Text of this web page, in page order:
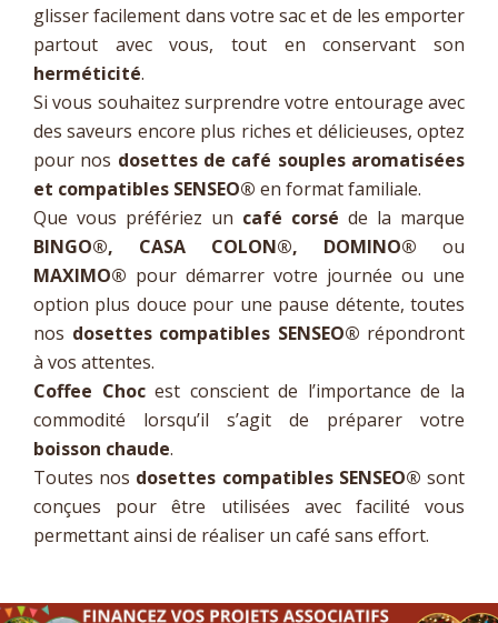
glisser facilement dans votre sac et de les emporter
partout avec vous, tout en conservant son
herméticité.
Si vous souhaitez surprendre votre entourage avec
des saveurs encore plus riches et délicieuses, optez
pour nos dosettes de café souples aromatisées
et compatibles SENSEO® en format familiale.
Que vous préfériez un café corsé de la marque
BINGO®, CASA COLON®, DOMINO® ou
MAXIMO® pour démarrer votre journée ou une
option plus douce pour une pause détente, toutes
nos dosettes compatibles SENSEO® répondront
à vos attentes.
Coffee Chocest conscient de l’importance de la
commodité lorsqu’il s’agit de préparer votre
boisson chaude.
Toutes nos dosettes compatibles SENSEO® sont
conçues pour être utilisées avec facilité vous
permettant ainsi de réaliser un café sans effort.